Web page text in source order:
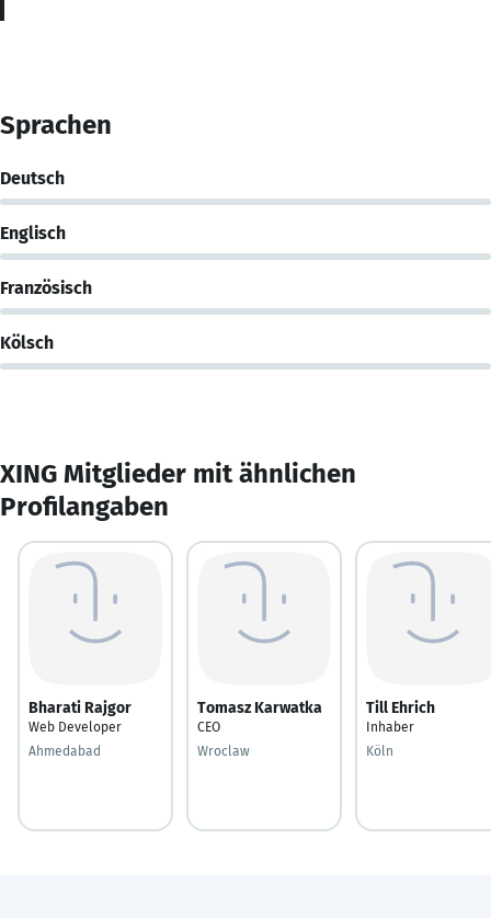
Sprachen
Deutsch
Englisch
Französisch
Kölsch
XING Mitglieder mit ähnlichen
Profilangaben
Bharati Rajgor
Web Developer
Ahmedabad
Tomasz Karwatka
CEO
Wroclaw
Till Ehrich
Inhaber
Köln